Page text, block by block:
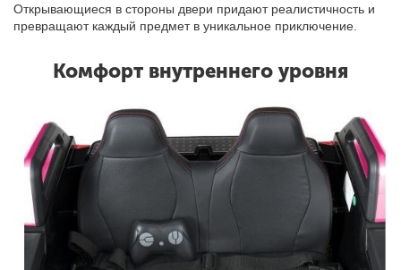
Открывающиеся в стороны двери придают реалистичность и
превращают каждый предмет в уникальное приключение.
Комфорт внутреннего уровня